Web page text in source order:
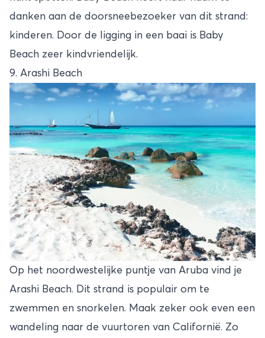
danken aan de doorsneebezoeker van dit strand:
kinderen. Door de ligging in een baai is Baby
Beach zeer kindvriendelijk.
9. Arashi Beach
Op het noordwestelijke puntje van Aruba vind je
Arashi Beach. Dit strand is populair om te
zwemmen en snorkelen. Maak zeker ook even een
wandeling naar de vuurtoren van Californië. Zo